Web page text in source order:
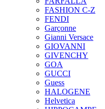
FASHION C-Z
FENDI
Garçonne
Gianni Versace
GIOVANNI
GIVENCHY
GOA
GUCCI
Guess
HALOGENE
Helvetica